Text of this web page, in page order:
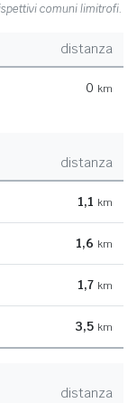
comuni limitrofi.
distanza
0 km
distanza
1,1 km
1,6 km
1,7 km
3,5 km
distanza